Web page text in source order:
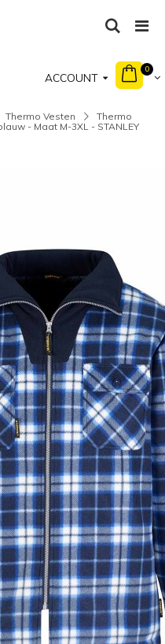
ACCOUNT
0
Thermo Vesten
Thermo
- Maat M-3XL - STANLEY